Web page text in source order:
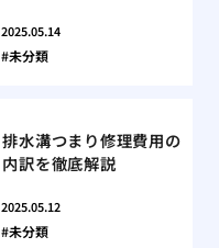
2025.05.14
未分類
排水溝つまり修理費用の
内訳を徹底解説
2025.05.12
未分類